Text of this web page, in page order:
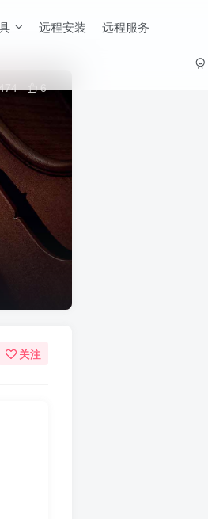
远程安装 远程服务
6
关注